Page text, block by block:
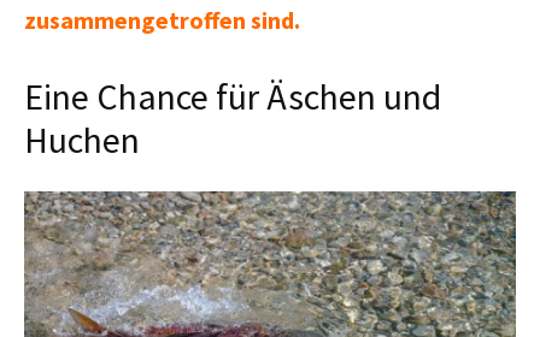
zusammengetroffen sind.
Eine Chance für Äschen und
Huchen